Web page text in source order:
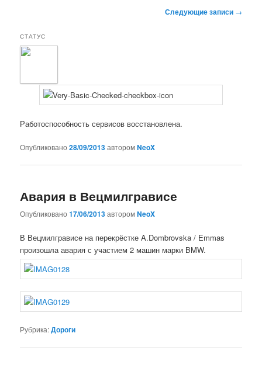
записям
Следующие записи →
СТАТУС
Работоспособность сервисов восстановлена.
Опубликовано28/09/2013авторомNeoX
Авария в Вецмилгрависе
Опубликовано17/06/2013авторомNeoX
В Вецмилгрависе на перекрёстке A.Dombrovska / Emmas
произошла авария с участием 2 машин марки BMW.
Рубрика:Дороги